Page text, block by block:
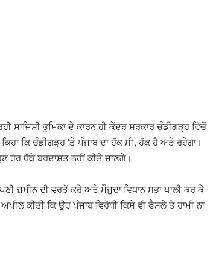
ਸਾਜ਼ਿਸ਼ੀ ਭੂਮਿਕਾ ਦੇ ਕਾਰਨ ਹੀ ਕੇਂਦਰ ਸਰਕਾਰ ਚੰਡੀਗੜ੍ਹ ਵਿੱਚੋਂ
ਕਿ ਚੰਡੀਗੜ੍ਹ ’ਤੇ ਪੰਜਾਬ ਦਾ ਹੱਕ ਸੀ, ਹੱਕ ਹੈ ਅਤੇ ਰਹੇਗਾ।
ਹੋਰ ਧੱਕੇ ਬਰਦਾਸ਼ਤ ਨਹੀਂ ਕੀਤੇ ਜਾਣਗੇ।
ਜ਼ਮੀਨ ਦੀ ਵਰਤੋਂ ਕਰੇ ਅਤੇ ਮੌਜੂਦਾ ਵਿਧਾਨ ਸਭਾ ਖਾਲੀ ਕਰ ਕੇ
ਕੀਤੀ ਕਿ ਉਹ ਪੰਜਾਬ ਵਿਰੋਧੀ ਕਿਸੇ ਵੀ ਫੈਸਲੇ ਤੇ ਹਾਮੀ ਨਾ